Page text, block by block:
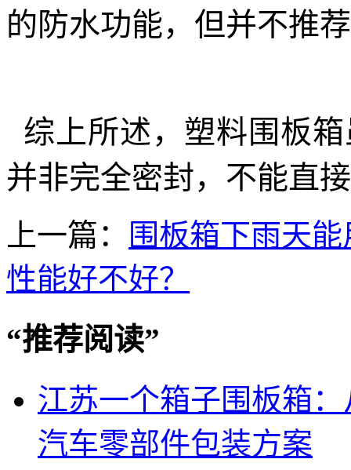
的防水功能，但并不推
综上所述，塑料围板
并非完全密封，不能直
上一篇：
围板箱下雨天
性能好不好？
“推荐阅读”
江苏一个箱子围板箱
汽车零部件包装方案